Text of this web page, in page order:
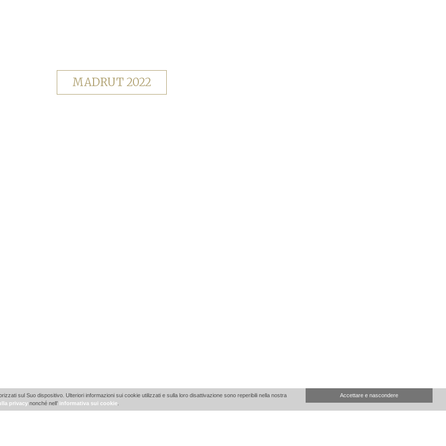
MADRUT 2022
sul Suo dispositivo. Ulteriori informazioni sui cookie utilizzati e sulla loro disattivazione sono reperibili nella nostra
privacynonché nell’ informativa sui cookie.
Accettare e nascondere